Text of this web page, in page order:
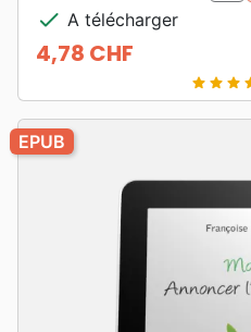
check A télécharger
Prix
4,78 CHF
star star star
EPUB